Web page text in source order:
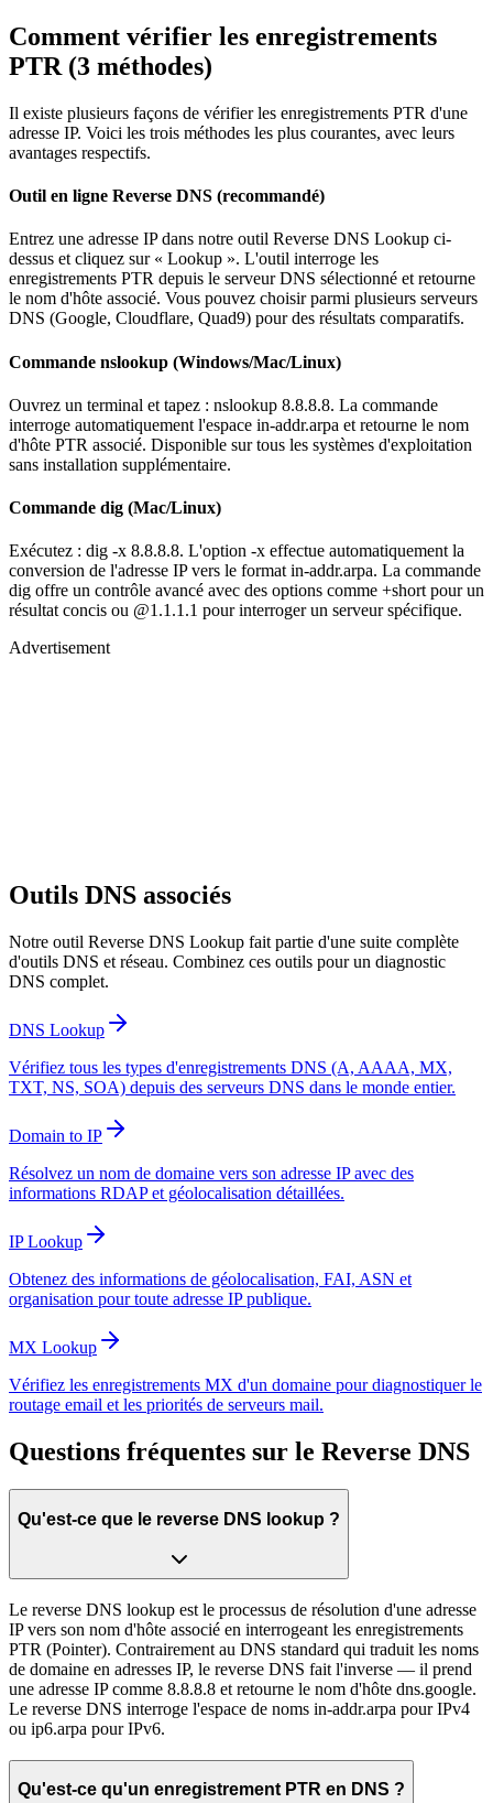
Comment vérifier les enregistrements
PTR (3 méthodes)
Il existe plusieurs façons de vérifier les enregistrements PTR d'une
adresse IP. Voici les trois méthodes les plus courantes, avec leurs
avantages respectifs.
Outil en ligne Reverse DNS (recommandé)
Entrez une adresse IP dans notre outil Reverse DNS Lookup ci-
dessus et cliquez sur « Lookup ». L'outil interroge les
enregistrements PTR depuis le serveur DNS sélectionné et retourne
le nom d'hôte associé. Vous pouvez choisir parmi plusieurs serveurs
DNS (Google, Cloudflare, Quad9) pour des résultats comparatifs.
Commande nslookup (Windows/Mac/Linux)
Ouvrez un terminal et tapez : nslookup 8.8.8.8. La commande
interroge automatiquement l'espace in-addr.arpa et retourne le nom
d'hôte PTR associé. Disponible sur tous les systèmes d'exploitation
sans installation supplémentaire.
Commande dig (Mac/Linux)
Exécutez : dig -x 8.8.8.8. L'option -x effectue automatiquement la
conversion de l'adresse IP vers le format in-addr.arpa. La commande
dig offre un contrôle avancé avec des options comme +short pour un
résultat concis ou @1.1.1.1 pour interroger un serveur spécifique.
Advertisement
Outils DNS associés
Notre outil Reverse DNS Lookup fait partie d'une suite complète
d'outils DNS et réseau. Combinez ces outils pour un diagnostic
DNS complet.
DNS Lookup
Vérifiez tous les types d'enregistrements DNS (A, AAAA, MX,
TXT, NS, SOA) depuis des serveurs DNS dans le monde entier.
Domain to IP
Résolvez un nom de domaine vers son adresse IP avec des
informations RDAP et géolocalisation détaillées.
IP Lookup
Obtenez des informations de géolocalisation, FAI, ASN et
organisation pour toute adresse IP publique.
MX Lookup
Vérifiez les enregistrements MX d'un domaine pour diagnostiquer le
routage email et les priorités de serveurs mail.
Questions fréquentes sur le Reverse DNS
Qu'est-ce que le reverse DNS lookup ?
Le reverse DNS lookup est le processus de résolution d'une adresse
IP vers son nom d'hôte associé en interrogeant les enregistrements
PTR (Pointer). Contrairement au DNS standard qui traduit les noms
de domaine en adresses IP, le reverse DNS fait l'inverse — il prend
une adresse IP comme 8.8.8.8 et retourne le nom d'hôte dns.google.
Le reverse DNS interroge l'espace de noms in-addr.arpa pour IPv4
ou ip6.arpa pour IPv6.
Qu'est-ce qu'un enregistrement PTR en DNS ?